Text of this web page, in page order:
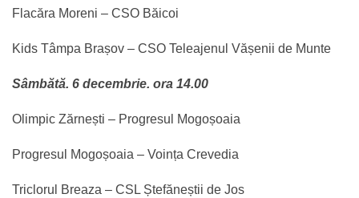
Flacăra Moreni – CSO Băicoi
Kids Tâmpa Brașov – CSO Teleajenul Vășenii de Munte
Sâmbătă. 6 decembrie. ora 14.00
Olimpic Zărnești – Progresul Mogoșoaia
Progresul Mogoșoaia – Voința Crevedia
Triclorul Breaza – CSL Ștefăneștii de Jos